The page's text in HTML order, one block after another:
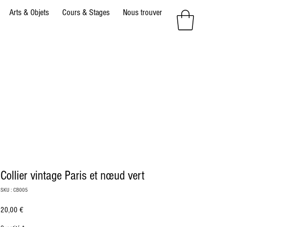
Arts & Objets Cours & Stages Nous trouver
Collier vintage Paris et nœud vert
SKU : CB005
20,00 €Prix